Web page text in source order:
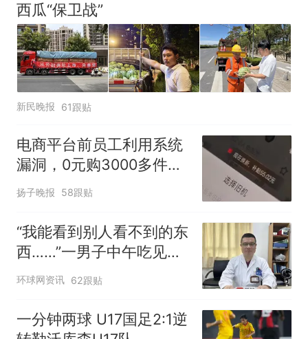
西瓜“保卫战”
新民晚报 61跟贴
电商平台前员工利用系统
漏洞，0元购3000多件家
电！
扬子晚报 58跟贴
“我能看到别人看不到的东
西……”一男子中午吃见手
青没事，晚上再吃却出现
幻觉被紧急送医！
环球网资讯 62跟贴
一分钟两球 U17国足2:1逆